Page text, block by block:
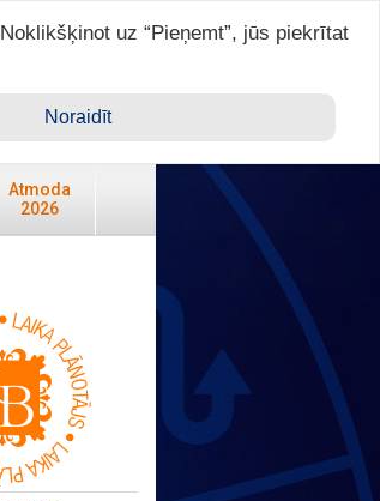
ASTRO VIP >
Atmoda
2026
uz “Pieņemt”, jūs piekrītat
Noraidīt